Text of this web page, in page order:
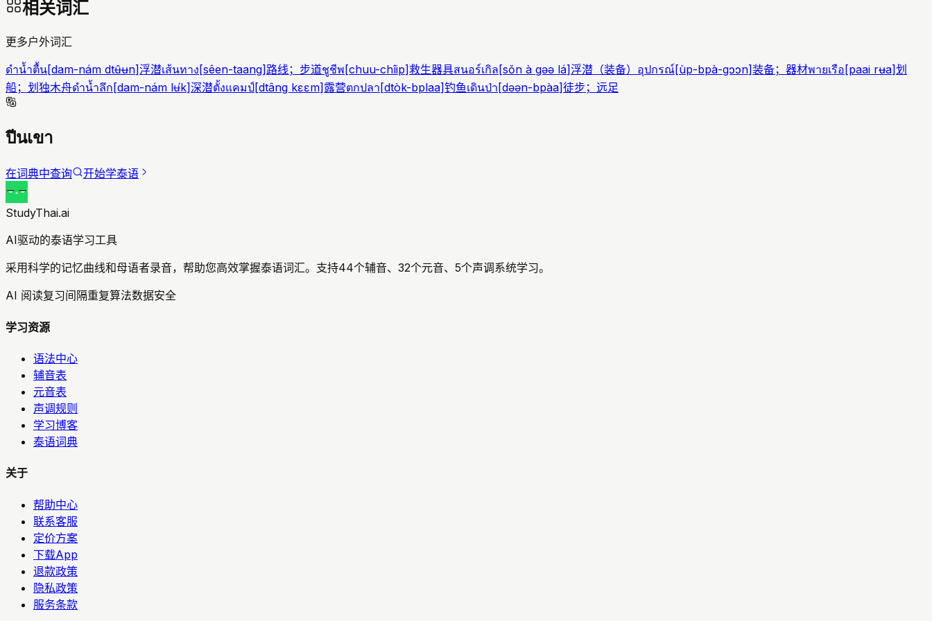
相关词汇
更多户外词汇
ดำน้ำตื้น[dam-nám dtʉ̂ʉn]浮潜เส้นทาง[sêen-taang]路线；步道ชูชีพ[chuu-chîip]救生器具สนอร์เกิล[sǒn à gəə lá]浮潜（装备） อุปกรณ์[ùp-bpà-gɔɔn]装备；器材พายเรือ[paai rʉa]划
船；划独木舟ดำน้ำลึก[dam-nám lʉ́k]深潜ตั้งแคมป์[dtâng kɛɛm]露营ตกปลา[dtòk-bplaa]钓鱼เดินป่า[dəən-bpàa]徒步；远足
ปีนเขา
在词典中查询 开始学泰语
StudyThai.ai
AI驱动的泰语学习工具
采用科学的记忆曲线和母语者录音，帮助您高效掌握泰语词汇。支持44个辅音、32个元音、5个声调系统学习。
AI 阅读复习间隔重复算法数据安全
学习资源
语法中心
辅音表
元音表
声调规则
学习博客
泰语词典
关于
帮助中心
联系客服
定价方案
下载App
退款政策
隐私政策
服务条款